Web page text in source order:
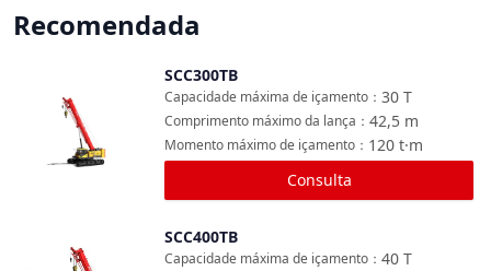
Recomendada
SCC300TB
30 T
Capacidade máxima de içamento ：
42,5 m
Comprimento máximo da lança ：
120 t·m
Momento máximo de içamento ：
Consulta
Comparar
SCC400TB
40 T
Capacidade máxima de içamento ：